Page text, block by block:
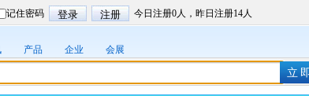
产品 企业 会展